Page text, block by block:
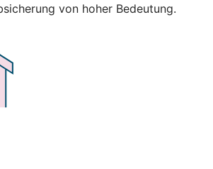
von hoher Bedeutung.